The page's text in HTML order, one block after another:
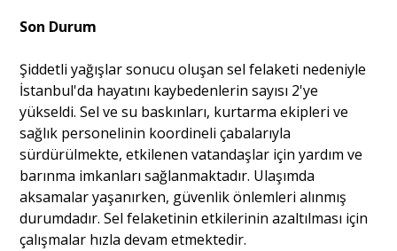
Son Durum
Şiddetli yağışlar sonucu oluşan sel felaketi nedeniyle
İstanbul'da hayatını kaybedenlerin sayısı 2'ye
yükseldi. Sel ve su baskınları, kurtarma ekipleri ve
sağlık personelinin koordineli çabalarıyla
sürdürülmekte, etkilenen vatandaşlar için yardım ve
barınma imkanları sağlanmaktadır. Ulaşımda
aksamalar yaşanırken, güvenlik önlemleri alınmış
durumdadır. Sel felaketinin etkilerinin azaltılması için
çalışmalar hızla devam etmektedir.